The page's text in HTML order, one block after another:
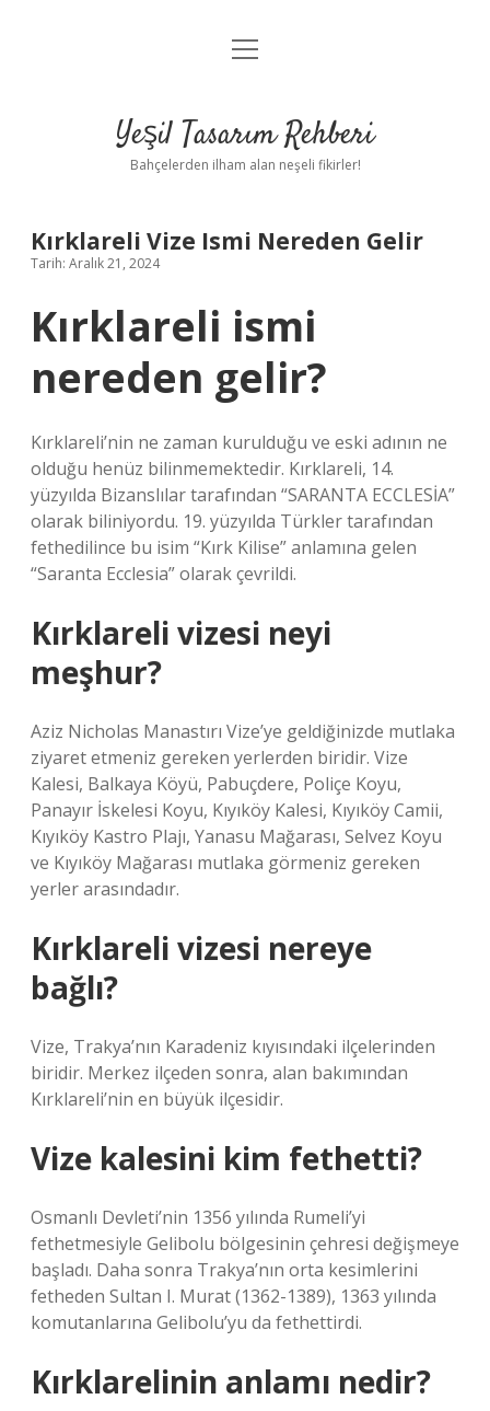
Anasayfa
Yasal Uyarı
menüyü
Yeşil Tasarım Rehberi
Bahçelerden ilham alan neşeli fikirler!
Kırklareli Vize Ismi Nereden Gelir
Tarih: Aralık 21, 2024
Kırklareli ismi
nereden gelir?
Kırklareli’nin ne zaman kurulduğu ve eski adının ne
olduğu henüz bilinmemektedir. Kırklareli, 14.
yüzyılda Bizanslılar tarafından “SARANTA ECCLESİA”
olarak biliniyordu. 19. yüzyılda Türkler tarafından
fethedilince bu isim “Kırk Kilise” anlamına gelen
“Saranta Ecclesia” olarak çevrildi.
Kırklareli vizesi neyi
meşhur?
Aziz Nicholas Manastırı Vize’ye geldiğinizde mutlaka
ziyaret etmeniz gereken yerlerden biridir. Vize
Kalesi, Balkaya Köyü, Pabuçdere, Poliçe Koyu,
Panayır İskelesi Koyu, Kıyıköy Kalesi, Kıyıköy Camii,
Kıyıköy Kastro Plajı, Yanasu Mağarası, Selvez Koyu
ve Kıyıköy Mağarası mutlaka görmeniz gereken
yerler arasındadır.
Kırklareli vizesi nereye
bağlı?
Vize, Trakya’nın Karadeniz kıyısındaki ilçelerinden
biridir. Merkez ilçeden sonra, alan bakımından
Kırklareli’nin en büyük ilçesidir.
Vize kalesini kim fethetti?
Osmanlı Devleti’nin 1356 yılında Rumeli’yi
fethetmesiyle Gelibolu bölgesinin çehresi değişmeye
başladı. Daha sonra Trakya’nın orta kesimlerini
fetheden Sultan I. Murat (1362-1389), 1363 yılında
komutanlarına Gelibolu’yu da fethettirdi.
Kırklarelinin anlamı nedir?